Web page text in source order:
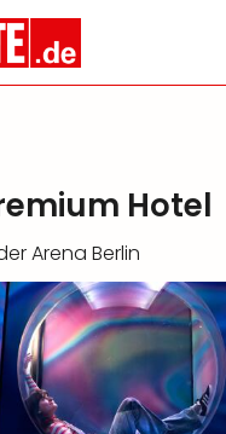
Hotel
Arena Berlin